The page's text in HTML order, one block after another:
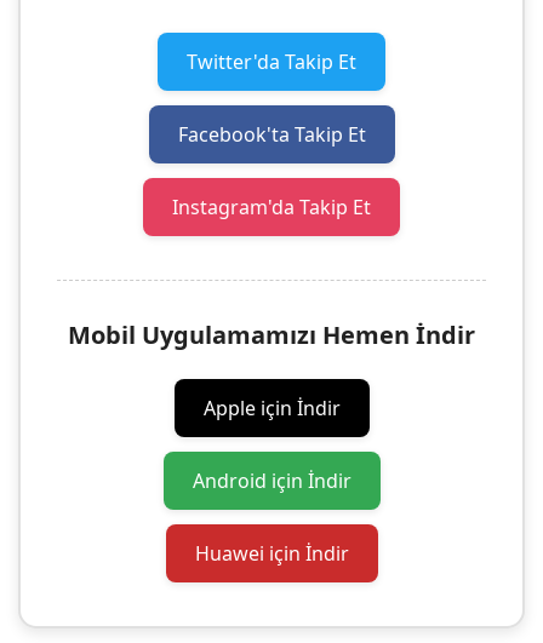
Twitter'da Takip Et
Facebook'ta Takip Et
Instagram'da Takip Et
Mobil Uygulamamızı Hemen İndir
Apple için İndir
Android için İndir
Huawei için İndir